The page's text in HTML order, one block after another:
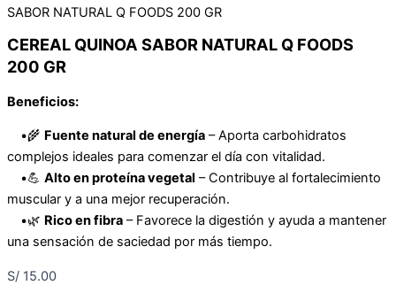
SABOR NATURAL Q FOODS 200 GR
CEREAL QUINOA SABOR NATURAL Q FOODS
200 GR
Beneficios:
•🌾 Fuente natural de energía – Aporta carbohidratos
complejos ideales para comenzar el día con vitalidad.
•💪 Alto en proteína vegetal – Contribuye al fortalecimiento
muscular y a una mejor recuperación.
•🌿 Rico en fibra – Favorece la digestión y ayuda a mantener
una sensación de saciedad por más tiempo.
S/ 15.00